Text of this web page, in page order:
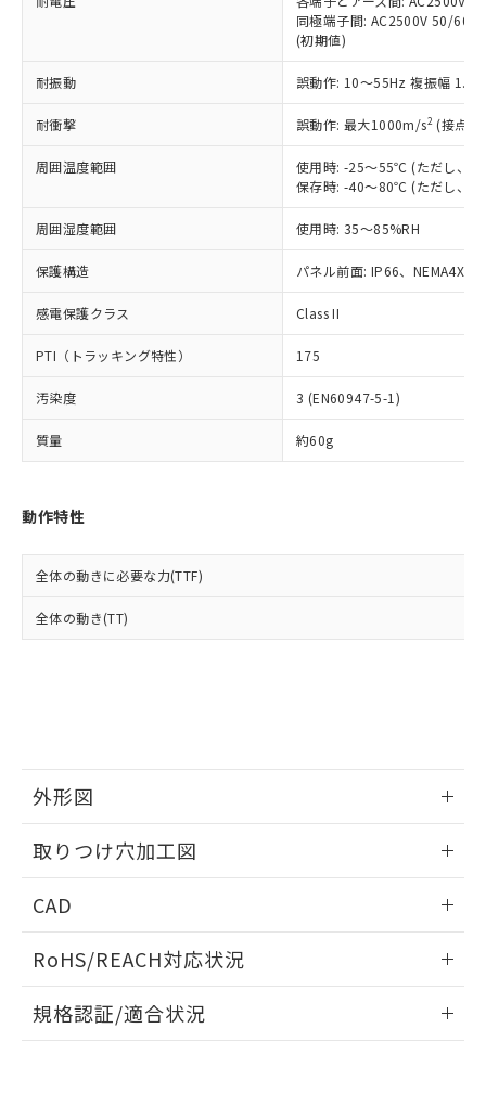
同極端子間: AC2500V 50/
(初期値)
耐振動 誤動作: 10～55Hz 複振幅
耐衝撃 誤動作: 最大1000m/s2 (接点
周囲温度範囲
使用時: -25～55℃ (ただし、氷
保存時: -40～80℃ (ただし、氷
周囲湿度範囲 使用時: 35～85%RH
保護構造 パネル前面: IP66、NEMA4X,
感電保護クラス Class II
PTI（トラッキング特性） 175
汚染度 3 (EN60947-5-1)
質量 約60g
動作特性
全体の動きに必要な力(TTF)
全体の動き(TT)
外形図
取りつけ穴加工図
CAD
ドすることができます。
ログイン/会員登録
RoHS/REACH対応状況
EU RoHS 注意事項・凡例
規格認証/適合状況
在庫状況および標準価格照会結果は、
記載している更新日時点での社内デー
タに基づき作成されるものであり、閲
覧された時点での実際の在庫および標
準価格とは異なる場合があることをご
正式な納期状況および標準価格はお客
様のお取引先、またはお客様担当のオ
ムロン制御機器販売店・当社販売員に
オムロン制御機器販売店や当社販売拠
販売ネットワーク
」をご確認
在庫状況および標準価格結果を当社の
事前の承諾なく第三者に漏洩または開
示しないようお願いします。
マイパーツ機能（部品リスト作成サー
ビス）をご利用いただくには、I-Web
メンバーズにご登録されている必要が
引・商談に必要な範囲で利用すること
をご了承ください。
※当社の共同利用者とは、
の共同利用に関して"
の「1.共同利
むを得ず変更することがあります。
六価クロム(Cr(Ⅵ)) 1000ppm以下、ポリ臭化ビフェニル
類(PBB) 1000ppm以下、ポリ臭化ジフェニルエーテル類
(PBDE) 1000ppm以下、フタル酸ビス(2-エチルヘキシ
ル) (DEHP)(別名：DOP) 1000ppm以下、フタル酸ブチ
ルベンジル（BBP） 1000ppm以下、フタル酸ジブチル
（DBP） 1000ppm以下、フタル酸ジイソブチル
適用除外項目は除く。
フタル酸エステル類の４物質については閾値を超える意
図的な使用がないことを確認しています。
部品在庫の切り替え状況などにより、予定
月が前後することがあります。
とができます。
51物質の非含有証明書（当社基準）
欄に対応日を記載しておりました。
既に当社にて対応品への在庫切替を完了
していることから、特段のことがない限
り、2022年1月12日より割愛しておりま
す。
「－」：未確認です。当社販売部門へお問
*中国RoHS10物質の基準値 (GB/T26572)：
Pb(鉛) :1000ppm、 Hg(水銀) : 1000ppm、 Cd(カドミウ
Cr(Ⅵ)(六価クロム) : 1000ppm、 PBBs(ポリ臭化ビフェ
DBP(フタル酸ジブチル) : 1000ppm、 DIBP(フタル酸ジ
イソブチル) : 1000ppm、 BBP(フタル酸ブチルベンジ
DEHP(フタル酸ビス(2-エチルヘキシル)) : 1000ppm
※2 環境保護使用期限
「ｅ」：有害物質（10物質）のすべてが基
準値以下であることを示します。
「10」：通常の使用状況下において有害物
質が外部に漏えいし、環境に深刻な影響を
及ぼさない年数を意味します。
「－」：未確認です。当社販売部門へお問
い合わせください。
為替および外国貿易法に定める商品
（以下｢規制貨物等」という）を輸出
または国外への提供する場合は、日本
国政府の輸出許可(または役務取引許
可)を取得するなどの必要な手続きを
当社は規制貨物を破棄する場合は、完
全に破砕するなど、違法に輸出されな
いよう必要な手段を講じます。
当社は貴社製品を、核兵器、ミサイ
ル、化学兵器、生物兵器またはその他
武器並びにこれらの製造装置等に一切
当社は、貴社製品を第三者に販売する
場合は、上記1、2および3の内容を当
該第三者に通知します。また当社は、
販売先および販売に係わる関係者が違
法に輸出するおそれがある場合は、取
り引きをいたしません。
一定数以上の在庫あり
一定数には満たないが在庫あり
在庫なし(最新の在庫状況につ
いては、お客様のお取引先、ま
たはお客様担当のオムロン制御
機器販売店・当社販売員にご確
受注生産機種、また在庫状況の
情報を公開していない機種